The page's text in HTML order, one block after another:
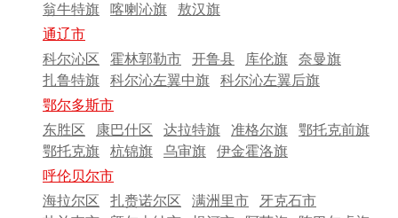
翁牛特旗
喀喇沁旗
敖汉旗
通辽市
科尔沁区
霍林郭勒市 开鲁县 库伦旗
奈曼旗
扎鲁特旗
科尔沁左翼中旗
科尔沁左翼后旗
鄂尔多斯市
东胜区
康巴什区 达拉特旗 准格尔旗
鄂托克前旗
鄂托克旗
杭锦旗 乌审旗
伊金霍洛旗
呼伦贝尔市
海拉尔区
扎赉诺尔区 满洲里市
牙克石市